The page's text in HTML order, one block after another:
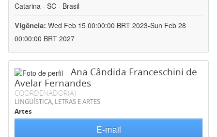
Catarina - SC - Brasil
Vigência: Wed Feb 15 00:00:00 BRT 2023-Sun Feb 28
00:00:00 BRT 2027
Ana Cândida Franceschini de
Avelar Fernandes
COORDENADOR(A)
LINGÜÍSTICA, LETRAS E ARTES
Artes
E-mail